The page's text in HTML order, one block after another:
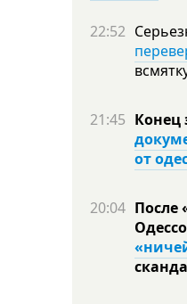
22:52
21:45 Конец
от
20:04 После